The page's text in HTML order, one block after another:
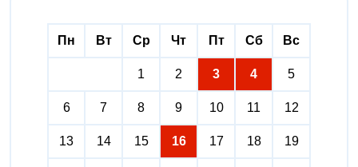
Пн Вт Ср Чт Пт Сб Вс
1 2 3 4 5
6 7 8 9 10 11 12
13 14 15 16 17 18 19